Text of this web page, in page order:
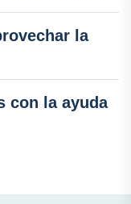
la
con la ayuda